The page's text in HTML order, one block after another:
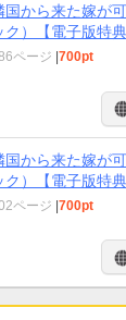
国から来た嫁が
ク）【電子版特
ページ 700pt
国から来た嫁が
ク）【電子版特
ページ 700pt